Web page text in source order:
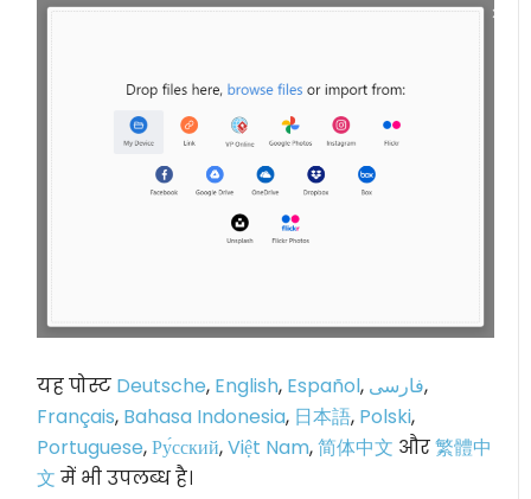
यह पोस्ट Deutsche, English, Español, فارسی,
Français, Bahasa Indonesia, 日本語, Polski,
Portuguese,Ру́сский,Việt Nam,简体中文 और繁體中
文 में भी उपलब्ध है।